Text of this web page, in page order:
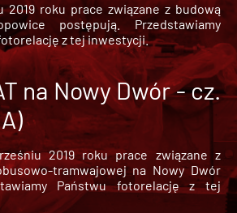
2019 roku prace związane z budową
postępują. Przedstawiamy
z tej inwestycji.
na Nowy Dwór - cz.
2019 roku prace związane z
tramwajowej na Nowy Dwór
Państwu fotorelację z tej